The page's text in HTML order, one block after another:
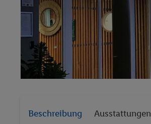
Beschreibung Ausstattungen